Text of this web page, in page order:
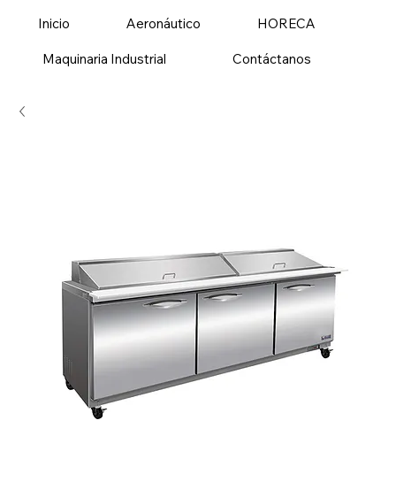
Inicio Aeronáutico HORECA
Maquinaria Industrial Contáctanos